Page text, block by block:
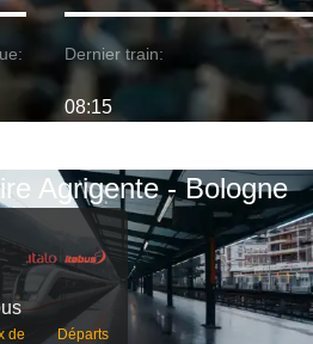
Dernier train:
08:15
Agrigente - Bologne
de Départs